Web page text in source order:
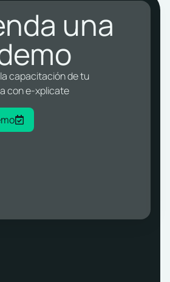
una
capacitación de tu
con e-xplicate